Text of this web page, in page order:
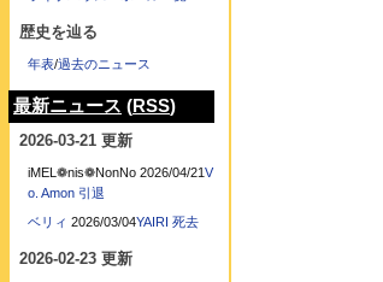
歴史を辿る
年表/過去のニュース
最新ニュース (RSS)
2026-03-21 更新
iMEL❁nis❁NonNo 2026/04/21 V
o. Amon 引退
ベリィ 2026/03/04YAIRI 死去
2026-02-23 更新